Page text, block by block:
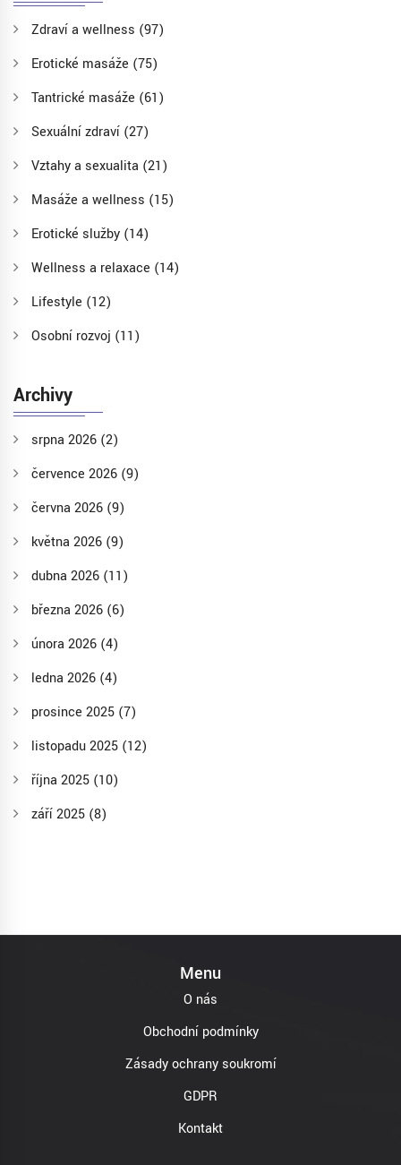
Zdraví a wellness (97)
Erotické masáže (75)
Tantrické masáže (61)
Sexuální zdraví (27)
Vztahy a sexualita (21)
Masáže a wellness (15)
Erotické služby (14)
Wellness a relaxace (14)
Lifestyle (12)
Osobní rozvoj (11)
Archivy
srpna 2026 (2)
července 2026 (9)
června 2026 (9)
května 2026 (9)
dubna 2026 (11)
března 2026 (6)
února 2026 (4)
ledna 2026 (4)
prosince 2025 (7)
listopadu 2025 (12)
října 2025 (10)
září 2025 (8)
Menu
O nás
Obchodní podmínky
Zásady ochrany soukromí
GDPR
Kontakt